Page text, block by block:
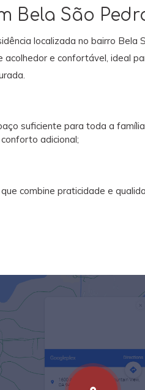
Bela São
localizada no bairro Bela
e confortável, ideal
suficiente para toda a
adicional;
combine praticidade e